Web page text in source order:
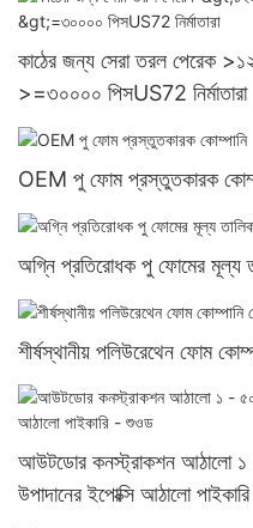
কাঠের জন্য সেরা তরল পেরেক
>=৩০০০০ পিসUS72 নির্মাতারা
OEM পু ফোম প্রস্তুতকারক
অগ্নি প্রতিরোধক পু ফোমের মূল্য
শীর্ষস্থানীয় পলিউরেথেন ফোম
আউটডোর কনস্ট্রাকশন আঠালো
উপাদানের ইপোক্সি আঠালো